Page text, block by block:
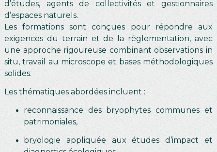
d’études, agents de collectivités et gestionnaires
d’espaces naturels.
Les formations sont conçues pour répondre aux
exigences du terrain et de la réglementation, avec
une approche rigoureuse combinant observations in
situ, travail au microscope et bases méthodologiques
solides.
Les thématiques abordées incluent :
reconnaissance des bryophytes communes et
patrimoniales,
bryologie appliquée aux études d’impact et